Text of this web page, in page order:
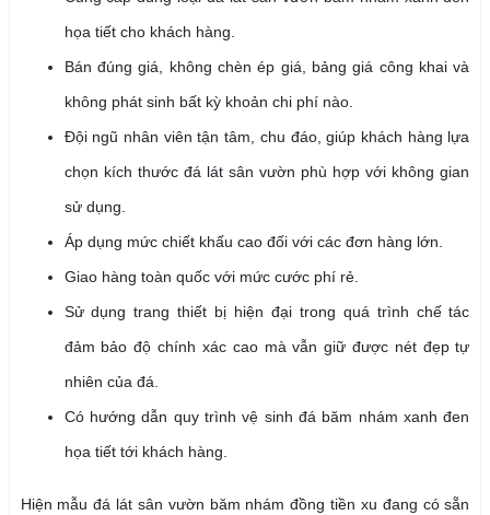
họa tiết cho khách hàng.
Bán đúng giá, không chèn ép giá, bảng giá công khai và
không phát sinh bất kỳ khoản chi phí nào.
Đội ngũ nhân viên tận tâm, chu đáo, giúp khách hàng lựa
chọn kích thước đá lát sân vườn phù hợp với không gian
sử dụng.
Áp dụng mức chiết khấu cao đối với các đơn hàng lớn.
Giao hàng toàn quốc với mức cước phí rẻ.
Sử dụng trang thiết bị hiện đại trong quá trình chế tác
đảm bảo độ chính xác cao mà vẫn giữ được nét đẹp tự
nhiên của đá.
Có hướng dẫn quy trình vệ sinh đá băm nhám xanh đen
họa tiếttới khách hàng.
Hiện mẫu đá lát sân vườn băm nhám đồng tiền xu đang có sẵn